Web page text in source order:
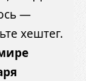
—
хештег.